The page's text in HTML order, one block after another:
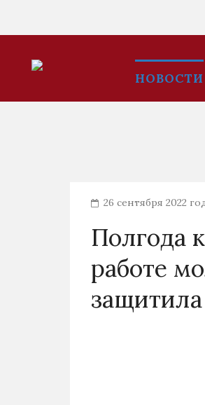
НОВОСТИ
26 сентября 2022
Полгода
работе
защитила